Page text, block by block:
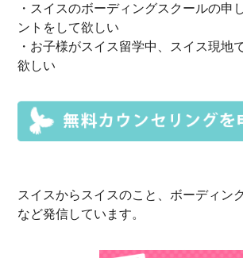
・スイスのボーディングスクールの申
ントをして欲しい
・お子様がスイス留学中、スイス現地
欲しい
スイスからスイスのこと、ボーディン
など発信しています。